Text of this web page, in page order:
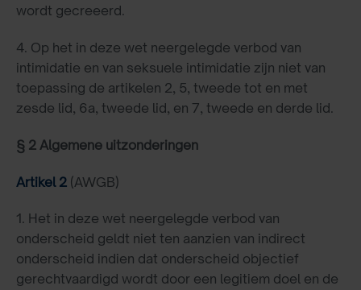
wordt gecreeerd.
4. Op het in deze wet neergelegde verbod van
intimidatie en van seksuele intimidatie zijn niet van
toepassing de artikelen 2, 5, tweede tot en met
zesde lid, 6a, tweede lid, en 7, tweede en derde lid.
§ 2 Algemene uitzonderingen
Artikel 2 (AWGB)
1. Het in deze wet neergelegde verbod van
onderscheid geldt niet ten aanzien van indirect
onderscheid indien dat onderscheid objectief
gerechtvaardigd wordt door een legitiem doel en de